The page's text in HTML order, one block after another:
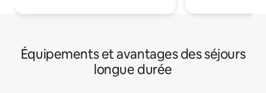
Équipements et avantages des séjours
longue durée